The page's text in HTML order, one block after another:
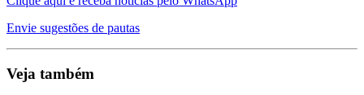
Envie sugestões de pautas
Veja também